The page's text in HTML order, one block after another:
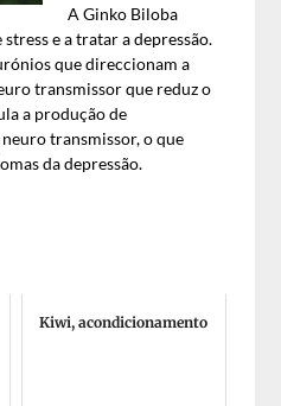
A Ginko Biloba
e a tratar a depressão.
que direccionam a
transmissor que reduz o
a produção de
transmissor, o que
da depressão.
Kiwi, acondicionamento